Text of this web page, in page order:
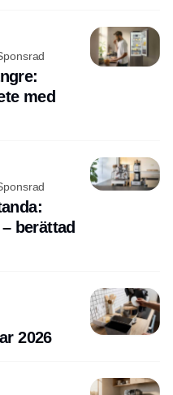
med
berättad
2026